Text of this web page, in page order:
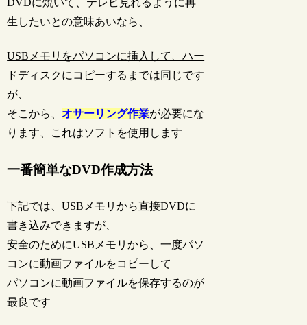
生したいとの意味あいなら、
USBメモリをパソコンに挿入して、ハー
ドディスクにコピーするまでは同じです
が、
そこから、オサーリング作業が必要にな
ります、これはソフトを使用します
一番簡単なDVD作成方法
下記では、USBメモリから直接DVDに
書き込みできますが、
安全のためにUSBメモリから、一度パソ
コンに動画ファイルをコピーして
パソコンに動画ファイルを保存するのが
最良です